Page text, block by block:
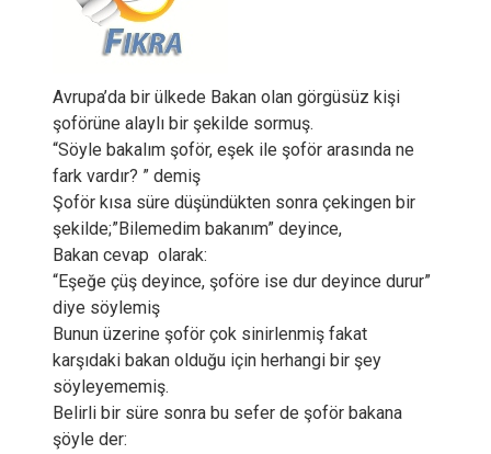
Avrupa’da bir ülkede Bakan olan görgüsüz kişi
şoförüne alaylı bir şekilde sormuş.
“Söyle bakalım şoför, eşek ile şoför arasında ne
fark vardır? ” demiş
Şoför kısa süre düşündükten sonra çekingen bir
şekilde;”Bilemedim bakanım” deyince,
Bakan cevap olarak:
“Eşeğe çüş deyince, şoföre ise dur deyince durur”
diye söylemiş
Bunun üzerine şoför çok sinirlenmiş fakat
karşıdaki bakan olduğu için herhangi bir şey
söyleyememiş.
Belirli bir süre sonra bu sefer de şoför bakana
şöyle der: